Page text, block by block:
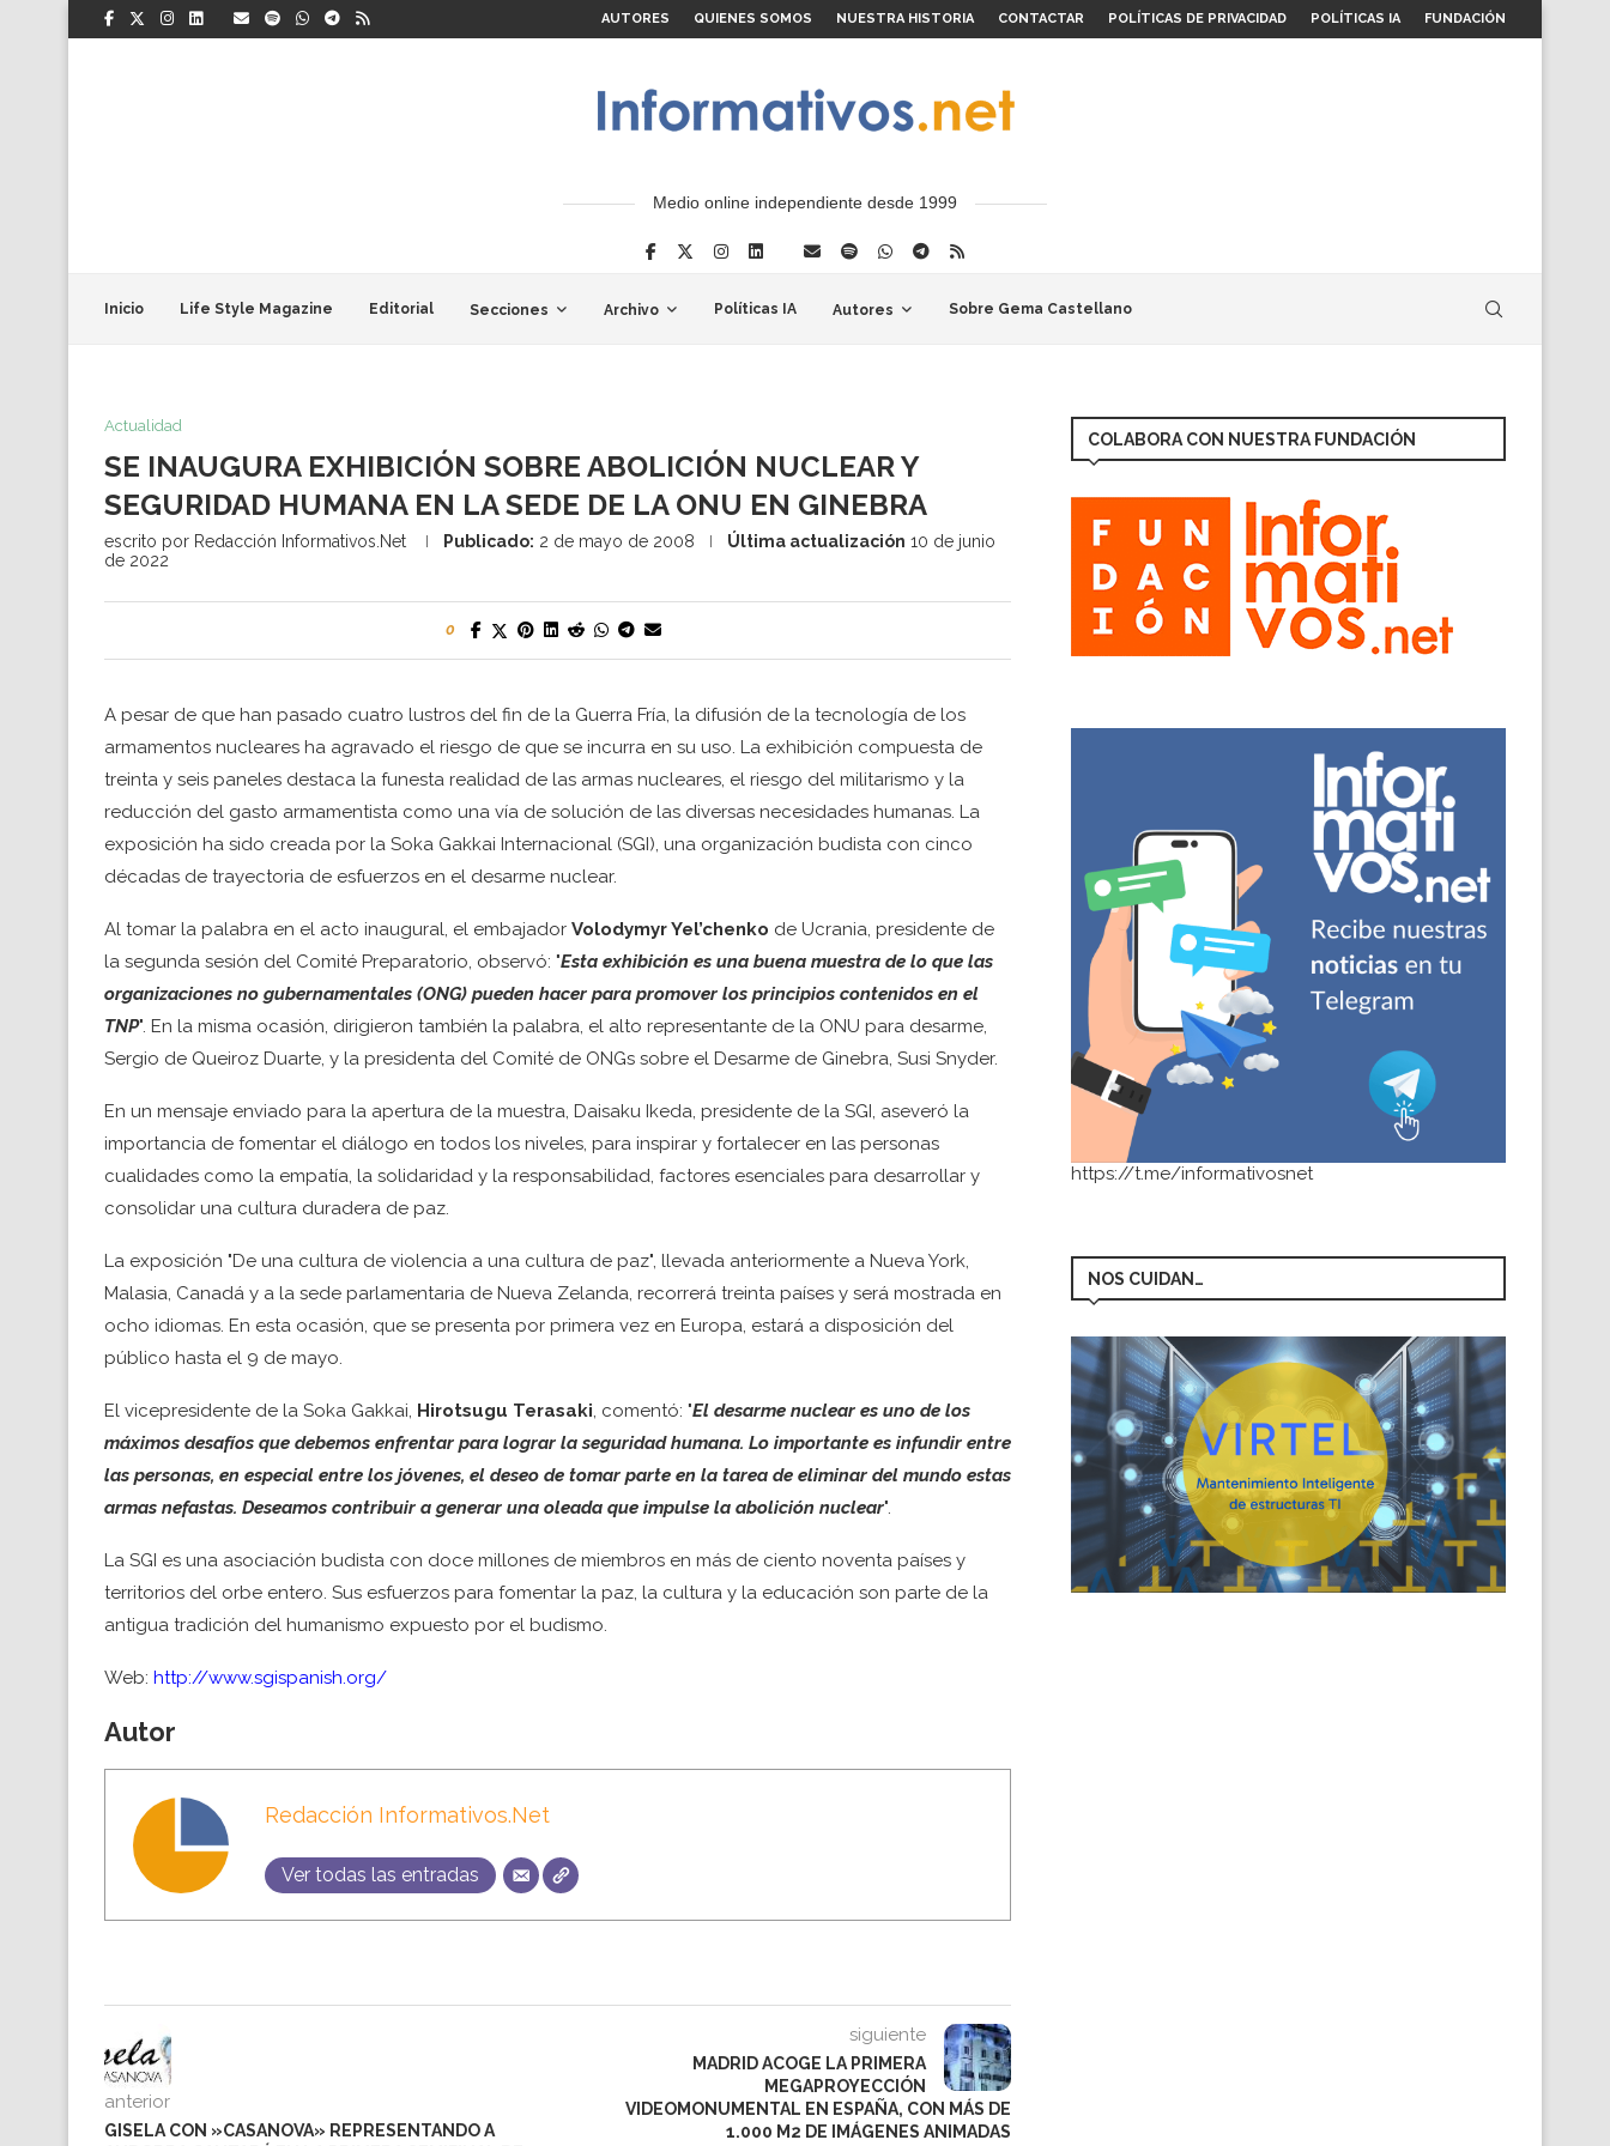
AUTORES QUIENES SOMOS NUESTRA HISTORIA CONTACTAR POLÍTICAS DE PRIVACIDAD POLÍTICAS IA FUNDACIÓN
Medio online independiente desde 1999
Inicio Life Style Magazine Editorial Secciones Archivo Políticas IA Autores Sobre Gema Castellano
Actualidad
SE INAUGURA EXHIBICIÓN SOBRE ABOLICIÓN NUCLEAR Y
SEGURIDAD HUMANA EN LA SEDE DE LA ONU EN GINEBRA
escrito por Redacción Informativos.Net Publicado: 2 de mayo de 2008 Última actualización 10 de junio
de 2022
0
A pesar de que han pasado cuatro lustros del fin de la Guerra Fría, la difusión de la tecnología de los
armamentos nucleares ha agravado el riesgo de que se incurra en su uso. La exhibición compuesta de
treinta y seis paneles destaca la funesta realidad de las armas nucleares, el riesgo del militarismo y la
reducción del gasto armamentista como una vía de solución de las diversas necesidades humanas. La
exposición ha sido creada por la Soka Gakkai Internacional (SGI), una organización budista con cinco
décadas de trayectoria de esfuerzos en el desarme nuclear.
Al tomar la palabra en el acto inaugural, el embajador Volodymyr Yel’chenko de Ucrania, presidente de
la segunda sesión del Comité Preparatorio, observó: "Esta exhibición es una buena muestra de lo que las
organizaciones no gubernamentales (ONG) pueden hacer para promover los principios contenidos en el
TNP". En la misma ocasión, dirigieron también la palabra, el alto representante de la ONU para desarme,
Sergio de Queiroz Duarte, y la presidenta del Comité de ONGs sobre el Desarme de Ginebra, Susi Snyder.
En un mensaje enviado para la apertura de la muestra, Daisaku Ikeda, presidente de la SGI, aseveró la
importancia de fomentar el diálogo en todos los niveles, para inspirar y fortalecer en las personas
cualidades como la empatía, la solidaridad y la responsabilidad, factores esenciales para desarrollar y
consolidar una cultura duradera de paz.
La exposición "De una cultura de violencia a una cultura de paz", llevada anteriormente a Nueva York,
Malasia, Canadá y a la sede parlamentaria de Nueva Zelanda, recorrerá treinta países y será mostrada en
ocho idiomas. En esta ocasión, que se presenta por primera vez en Europa, estará a disposición del
público hasta el 9 de mayo.
El vicepresidente de la Soka Gakkai, Hirotsugu Terasaki, comentó: "El desarme nuclear es uno de los
máximos desafíos que debemos enfrentar para lograr la seguridad humana. Lo importante es infundir entre
las personas, en especial entre los jóvenes, el deseo de tomar parte en la tarea de eliminar del mundo estas
armas nefastas. Deseamos contribuir a generar una oleada que impulse la abolición nuclear".
La SGI es una asociación budista con doce millones de miembros en más de ciento noventa países y
territorios del orbe entero. Sus esfuerzos para fomentar la paz, la cultura y la educación son parte de la
antigua tradición del humanismo expuesto por el budismo.
Web: http://www.sgispanish.org/
Autor
Redacción Informativos.Net
Ver todas las entradas
anterior
GISELA CON »CASANOVA» REPRESENTANDO A
siguiente
MADRID ACOGE LA PRIMERA
MEGAPROYECCIÓN
VIDEOMONUMENTAL EN ESPAÑA, CON MÁS DE
1.000 M2 DE IMÁGENES ANIMADAS
COLABORA CON NUESTRA FUNDACIÓN
https://t.me/informativosnet
NOS CUIDAN…